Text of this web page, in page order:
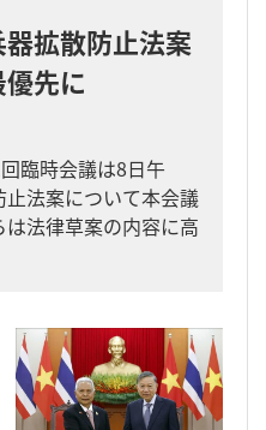
拡散防止法案
先に
臨時会議は8日午
法案について本会議
法律草案の内容に高